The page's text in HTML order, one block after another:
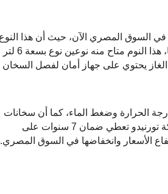
الأسعار وانخفاضها في السوق المصري.